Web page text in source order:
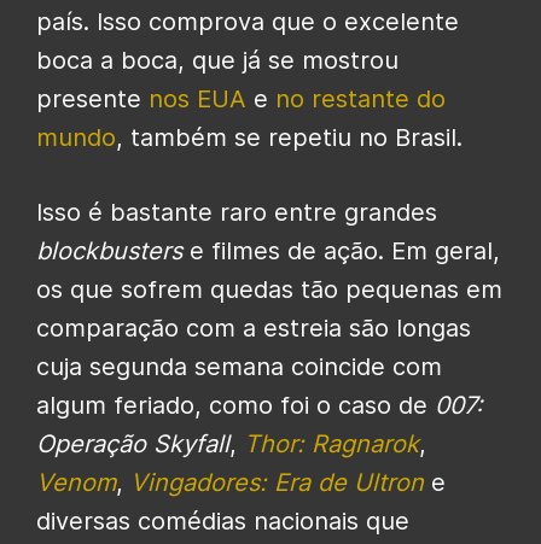
país. Isso comprova que o excelente
boca a boca, que já se mostrou
presente nos EUA e no restante do
mundo, também se repetiu no Brasil.
Isso é bastante raro entre grandes
blockbusterse filmes de ação. Em geral,
os que sofrem quedas tão pequenas em
comparação com a estreia são longas
cuja segunda semana coincide com
algum feriado, como foi o caso de 007:
Operação Skyfall, Thor: Ragnarok,
Venom, Vingadores: Era de Ultron e
diversas comédias nacionais que